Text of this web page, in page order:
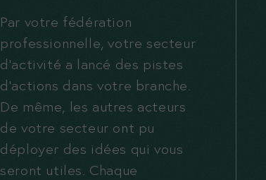
Par votre fédération
professionnelle, votre secteur
d’activité a lancé des pistes
d’actions dans votre branche.
De même, les autres acteurs
de votre secteur ont pu
déployer des idées qui vous
seront utiles. Chaque